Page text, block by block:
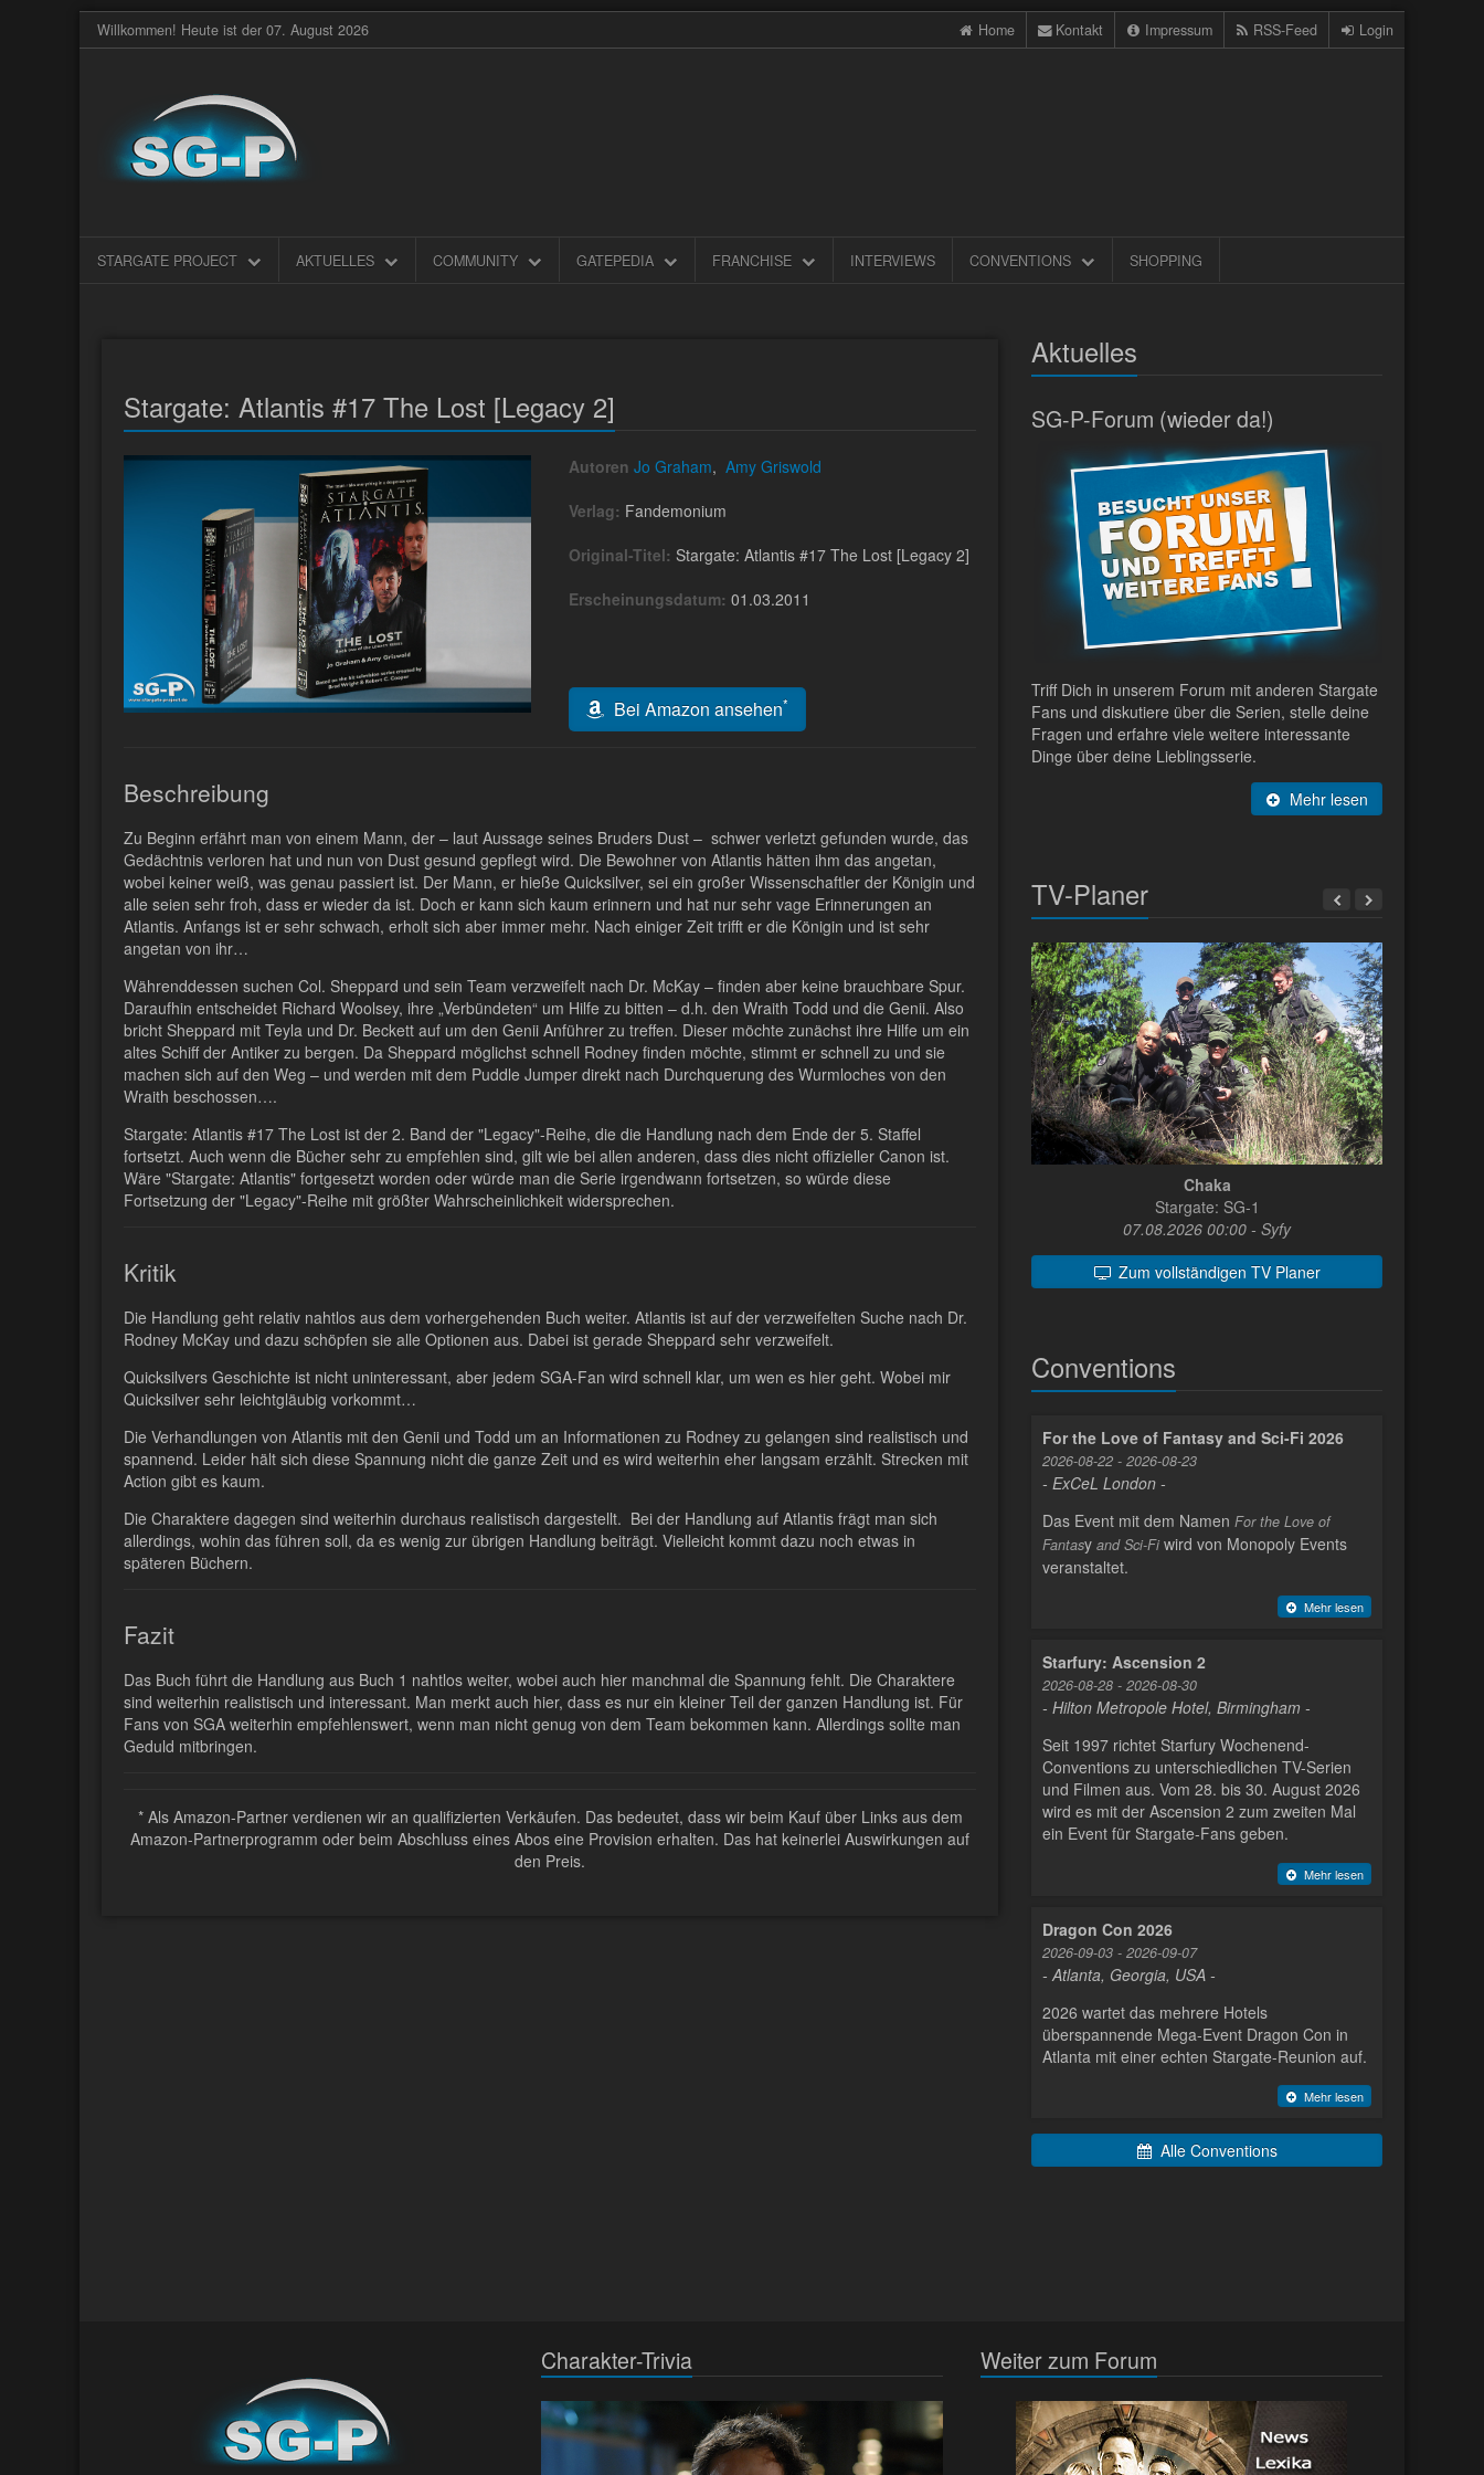
Willkommen! Heute ist der 07. August 2026 Home Kontakt Impressum RSS-Feed Login
STARGATE PROJECT AKTUELLES COMMUNITY GATEPEDIA FRANCHISE INTERVIEWS CONVENTIONS SHOPPING
Stargate: Atlantis #17 The Lost [Legacy 2]
Autoren Jo Graham, Amy Griswold
Verlag: Fandemonium
Original-Titel: Stargate: Atlantis #17 The Lost [Legacy 2]
Erscheinungsdatum: 01.03.2011
Bei Amazon ansehen*
Beschreibung
Zu Beginn erfährt man von einem Mann, der – laut Aussage seines Bruders Dust – schwer verletzt gefunden wurde, das
Gedächtnis verloren hat und nun von Dust gesund gepflegt wird. Die Bewohner von Atlantis hätten ihm das angetan,
wobei keiner weiß, was genau passiert ist. Der Mann, er hieße Quicksilver, sei ein großer Wissenschaftler der Königin und
alle seien sehr froh, dass er wieder da ist. Doch er kann sich kaum erinnern und hat nur sehr vage Erinnerungen an
Atlantis. Anfangs ist er sehr schwach, erholt sich aber immer mehr. Nach einiger Zeit trifft er die Königin und ist sehr
angetan von ihr…
Währenddessen suchen Col. Sheppard und sein Team verzweifelt nach Dr. McKay – finden aber keine brauchbare Spur.
Daraufhin entscheidet Richard Woolsey, ihre „Verbündeten“ um Hilfe zu bitten – d.h. den Wraith Todd und die Genii. Also
bricht Sheppard mit Teyla und Dr. Beckett auf um den Genii Anführer zu treffen. Dieser möchte zunächst ihre Hilfe um ein
altes Schiff der Antiker zu bergen. Da Sheppard möglichst schnell Rodney finden möchte, stimmt er schnell zu und sie
machen sich auf den Weg – und werden mit dem Puddle Jumper direkt nach Durchquerung des Wurmloches von den
Wraith beschossen….
Stargate: Atlantis #17 The Lost ist der 2. Band der "Legacy"-Reihe, die die Handlung nach dem Ende der 5. Staffel
fortsetzt. Auch wenn die Bücher sehr zu empfehlen sind, gilt wie bei allen anderen, dass dies nicht offizieller Canon ist.
Wäre "Stargate: Atlantis" fortgesetzt worden oder würde man die Serie irgendwann fortsetzen, so würde diese
Fortsetzung der "Legacy"-Reihe mit größter Wahrscheinlichkeit widersprechen.
Kritik
Die Handlung geht relativ nahtlos aus dem vorhergehenden Buch weiter. Atlantis ist auf der verzweifelten Suche nach Dr.
Rodney McKay und dazu schöpfen sie alle Optionen aus. Dabei ist gerade Sheppard sehr verzweifelt.
Quicksilvers Geschichte ist nicht uninteressant, aber jedem SGA-Fan wird schnell klar, um wen es hier geht. Wobei mir
Quicksilver sehr leichtgläubig vorkommt…
Die Verhandlungen von Atlantis mit den Genii und Todd um an Informationen zu Rodney zu gelangen sind realistisch und
spannend. Leider hält sich diese Spannung nicht die ganze Zeit und es wird weiterhin eher langsam erzählt. Strecken mit
Action gibt es kaum.
Die Charaktere dagegen sind weiterhin durchaus realistisch dargestellt. Bei der Handlung auf Atlantis frägt man sich
allerdings, wohin das führen soll, da es wenig zur übrigen Handlung beiträgt. Vielleicht kommt dazu noch etwas in
späteren Büchern.
Fazit
Das Buch führt die Handlung aus Buch 1 nahtlos weiter, wobei auch hier manchmal die Spannung fehlt. Die Charaktere
sind weiterhin realistisch und interessant. Man merkt auch hier, dass es nur ein kleiner Teil der ganzen Handlung ist. Für
Fans von SGA weiterhin empfehlenswert, wenn man nicht genug von dem Team bekommen kann. Allerdings sollte man
Geduld mitbringen.
* Als Amazon-Partner verdienen wir an qualifizierten Verkäufen. Das bedeutet, dass wir beim Kauf über Links aus dem
Amazon-Partnerprogramm oder beim Abschluss eines Abos eine Provision erhalten. Das hat keinerlei Auswirkungen auf
den Preis.
Aktuelles
SG-P-Forum (wieder da!)
Triff Dich in unserem Forum mit anderen Stargate
Fans und diskutiere über die Serien, stelle deine
Fragen und erfahre viele weitere interessante
Dinge über deine Lieblingsserie.
Mehr lesen
TV-Planer
Chaka
Stargate: SG-1
07.08.2026 00:00 - Syfy
Zum vollständigen TV Planer
Conventions
For the Love of Fantasy and Sci-Fi 2026
2026-08-22 - 2026-08-23
- ExCeL London -
Das Event mit dem Namen For the Love of
Fantasy and Sci-Fi wird von Monopoly Events
veranstaltet.
Mehr lesen
Starfury: Ascension 2
2026-08-28 - 2026-08-30
- Hilton Metropole Hotel, Birmingham -
Seit 1997 richtet Starfury Wochenend-
Conventions zu unterschiedlichen TV-Serien
und Filmen aus. Vom 28. bis 30. August 2026
wird es mit der Ascension 2 zum zweiten Mal
ein Event für Stargate-Fans geben.
Mehr lesen
Dragon Con 2026
2026-09-03 - 2026-09-07
- Atlanta, Georgia, USA -
2026 wartet das mehrere Hotels
überspannende Mega-Event Dragon Con in
Atlanta mit einer echten Stargate-Reunion auf.
Mehr lesen
Alle Conventions
Charakter-Trivia Weiter zum Forum